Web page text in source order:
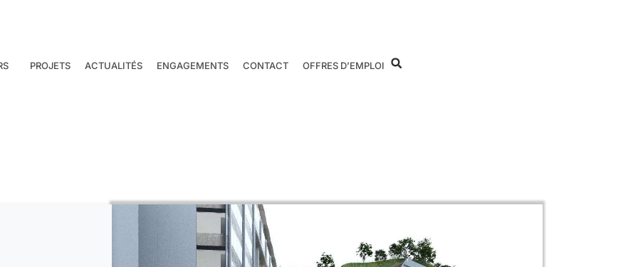
PROJETS ACTUALITÉS ENGAGEMENTS CONTACT OFFRES D’EMPLOI